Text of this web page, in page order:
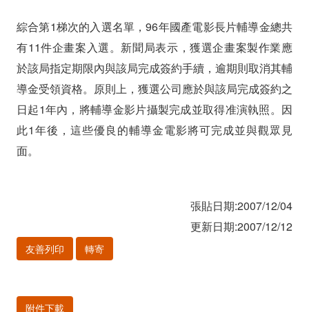
綜合第1梯次的入選名單，96年國產電影長片輔導金總共
有11件企畫案入選。新聞局表示，獲選企畫案製作業應
於該局指定期限內與該局完成簽約手續，逾期則取消其輔
導金受領資格。原則上，獲選公司應於與該局完成簽約之
日起1年內，將輔導金影片攝製完成並取得准演執照。因
此1年後，這些優良的輔導金電影將可完成並與觀眾見
面。
張貼日期:2007/12/04
更新日期:2007/12/12
友善列印 轉寄
附件下載